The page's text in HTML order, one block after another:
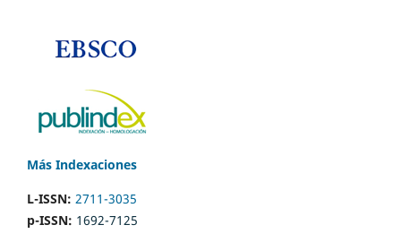
Más Indexaciones
L-ISSN: 2711-3035
p-ISSN: 1692-7125